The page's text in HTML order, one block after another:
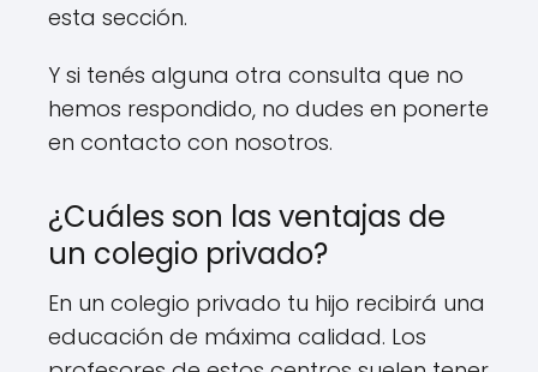
esta sección.
Y si tenés alguna otra consulta que no
hemos respondido, no dudes en ponerte
en contacto con nosotros.
¿Cuáles son las ventajas de
un colegio privado?
En un colegio privado tu hijo recibirá una
educación de máxima calidad. Los